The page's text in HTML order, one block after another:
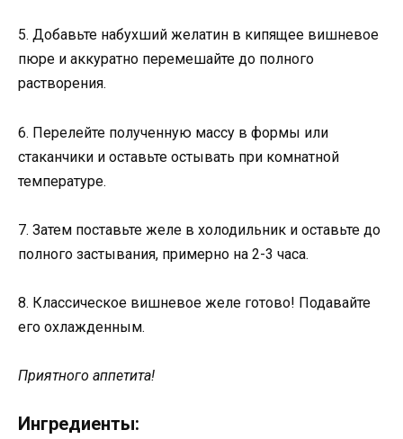
5. Добавьте набухший желатин в кипящее вишневое
пюре и аккуратно перемешайте до полного
растворения.
6. Перелейте полученную массу в формы или
стаканчики и оставьте остывать при комнатной
температуре.
7. Затем поставьте желе в холодильник и оставьте до
полного застывания, примерно на 2-3 часа.
8. Классическое вишневое желе готово! Подавайте
его охлажденным.
Приятного аппетита!
Ингредиенты: